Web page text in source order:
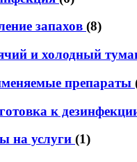
запахов (8)
и холодный
препараты
к
на услуги (1)